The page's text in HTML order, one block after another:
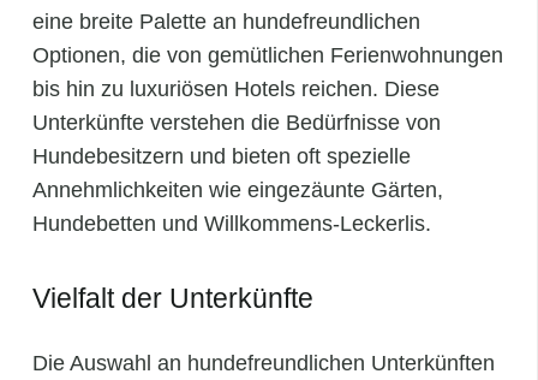
eine breite Palette an hundefreundlichen
Optionen, die von gemütlichen Ferienwohnungen
bis hin zu luxuriösen Hotels reichen. Diese
Unterkünfte verstehen die Bedürfnisse von
Hundebesitzern und bieten oft spezielle
Annehmlichkeiten wie eingezäunte Gärten,
Hundebetten und Willkommens-Leckerlis.
Vielfalt der Unterkünfte
Die Auswahl an hundefreundlichen Unterkünften